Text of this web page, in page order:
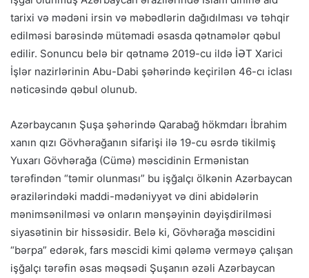
tarixi və mədəni irsin və məbədlərin dağıdılması və təhqir
edilməsi barəsində mütəmadi əsasda qətnamələr qəbul
edilir. Sonuncu belə bir qətnamə 2019-cu ildə İƏT Xarici
İşlər nazirlərinin Abu-Dabi şəhərində keçirilən 46-cı iclası
nəticəsində qəbul olunub.
Azərbaycanın Şuşa şəhərində Qarabağ hökmdarı İbrahim
xanın qızı Gövhərağanın sifarişi ilə 19-cu əsrdə tikilmiş
Yuxarı Gövhərağa (Cümə) məscidinin Ermənistan
tərəfindən “təmir olunması” bu işğalçı ölkənin Azərbaycan
ərazilərindəki maddi-mədəniyyət və dini abidələrin
mənimsənilməsi və onların mənşəyinin dəyişdirilməsi
siyasətinin bir hissəsidir. Belə ki, Gövhərağa məscidini
“bərpa” edərək, fars məscidi kimi qələmə verməyə çalışan
işğalçı tərəfin əsas məqsədi Şuşanın əzəli Azərbaycan